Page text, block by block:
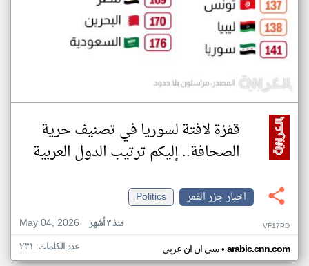
قفزة لافتة لسوريا في تصنيف حرية
الصحافة.. إليكم ترتيب الدول العربية
اخبار جزر القمر
Politics
May 04, 2026
منذ ٣ أشهر VF17PD
سي ان ان عربي• arabic.cnn.com عدد الكلمات: ٢٣١